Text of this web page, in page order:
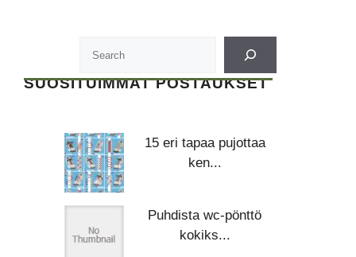
SUOSITUIMMAT POSTAUKSET
15 eri tapaa pujottaa
ken...
Puhdista wc-pönttö
kokiks...